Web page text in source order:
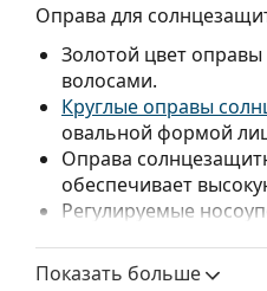
Оправа для
Золотой цвет
волосами.
Круглые оправы
овальной формой
Оправа
обеспечивает
Регулируемые
чтобы
Показать больше